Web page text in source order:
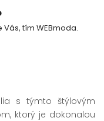
tím WEBmoda.
s týmto štýlovým
ktorý je dokonalou